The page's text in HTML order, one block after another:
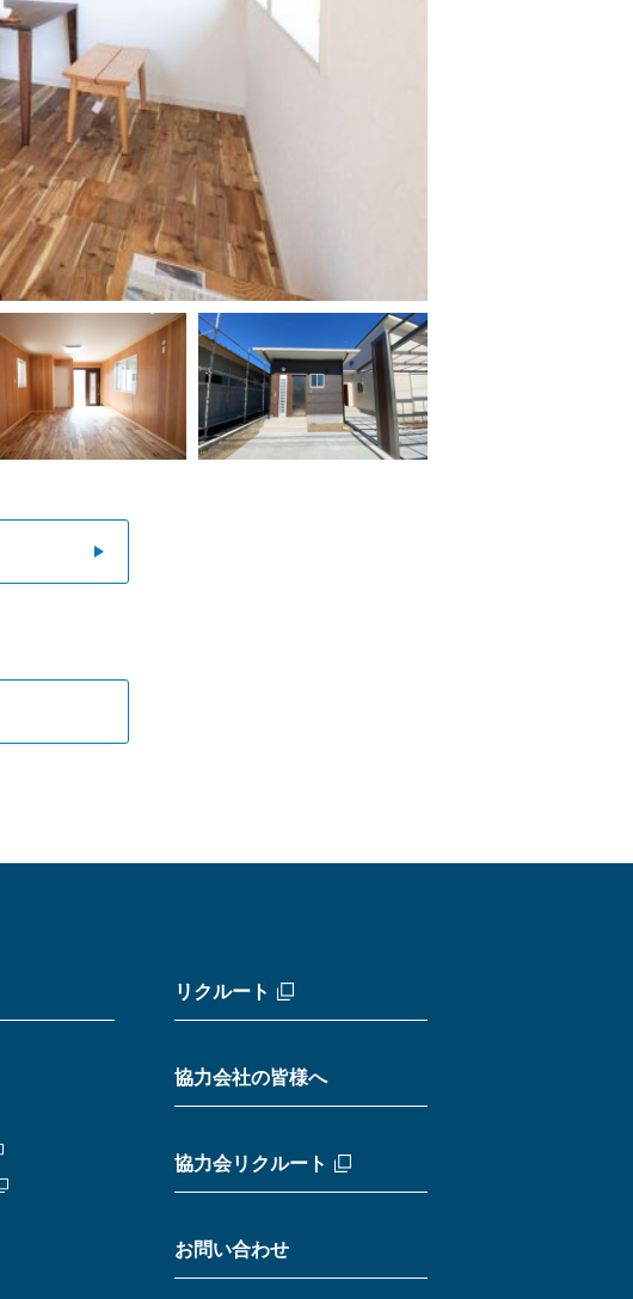
リクルート
協力会社の皆様へ
協力会リクルート
お問い合わせ